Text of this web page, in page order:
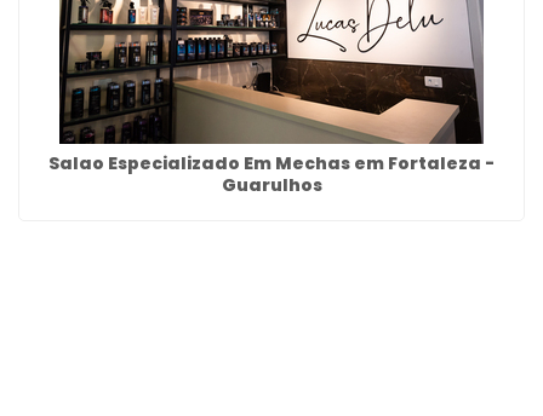
Salao Especializado Em Mechas em Fortaleza -
Guarulhos